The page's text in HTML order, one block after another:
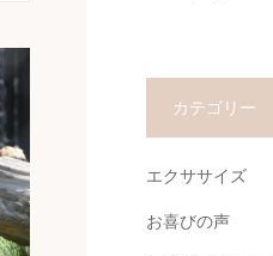
カテゴリー
エクササイズ
お喜びの声